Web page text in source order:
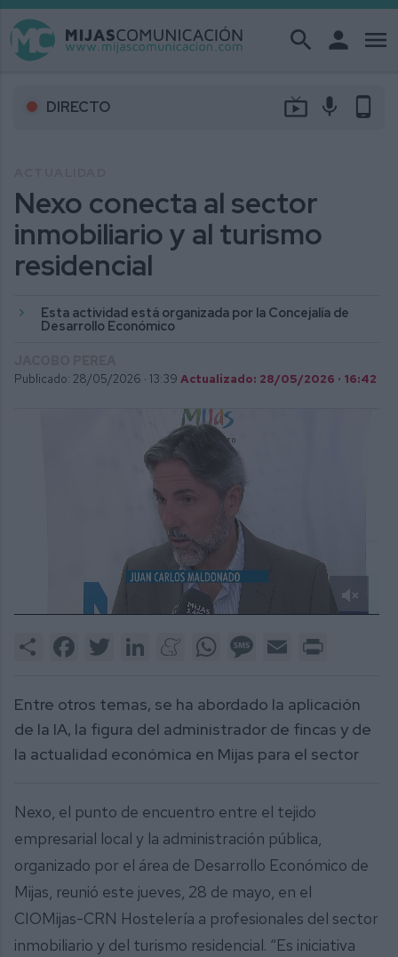
search person menu
DIRECTO live_tv mic phone_android
Nexo conecta al sector
inmobiliario y al turismo
residencial
Esta actividad está organizada por la Concejalía de
Desarrollo Económico
Publicado: 28/05/2026 · 13:39 Actualizado: 28/05/2026 · 16:42
2
Share FacebookTwitter LinkedInMeneameWhatsAppMessage
Email
Entre otros temas, se ha abordado la aplicación
de la IA, la figura del administrador de fincas y de
la actualidad económica en Mijas para el sector
Nexo, el punto de encuentro entre el tejido
empresarial local y la administración pública,
organizado por el área de Desarrollo Económico de
Mijas, reunió este jueves, 28 de mayo, en el
CIOMijas-CRN Hostelería a profesionales del sector
inmobiliario y del turismo residencial. “Es iniciativa